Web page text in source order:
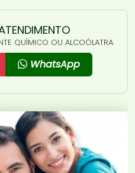
QUÍMICO OU ALCOÓLATRA
WhatsApp